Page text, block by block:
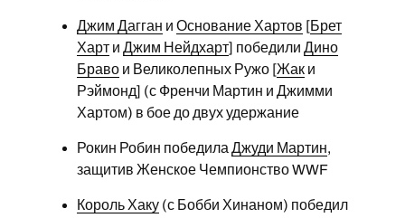
Джим Дагган и Основание Хартов [Брет
Харти Джим Нейдхарт] победили Дино
Бравои Великолепных Ружо [Жаки
Рэймонд] (с Френчи Мартин и Джимми
Хартом) в бое до двух удержание
Рокин Робин победила Джуди Мартин,
защитив Женское Чемпионство WWF
Король Хаку(с Бобби Хинаном) победил